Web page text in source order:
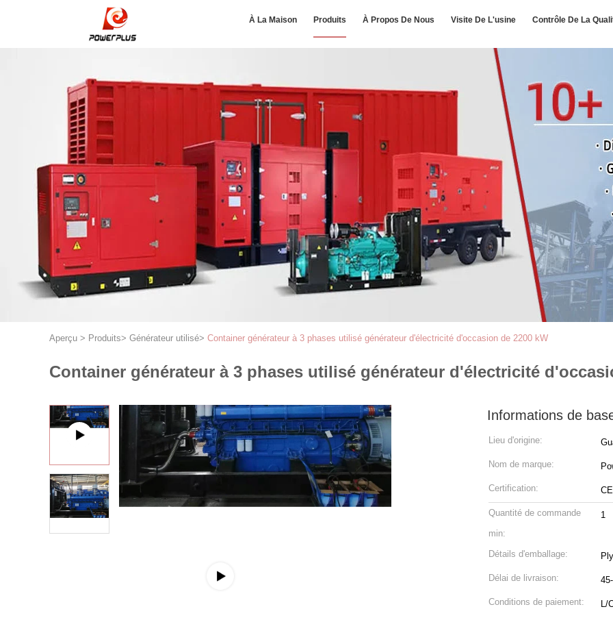
À La Maison Produits À Propos De Nous Visite De L'usine Contrôle De La
Aperçu > Produits> Générateur utilisé> Container générateur à 3 phases utilisé générateur d'électricité d'occasion de 2200 kW
Container générateur à 3 phases utilisé générateur d'électricité
Informations de
Lieu d'origine:
Nom de marque:
Certification: CE
Quantité de commande
min:
1
Détails d'emballage:
Délai de livraison:
Conditions de paiement: L/